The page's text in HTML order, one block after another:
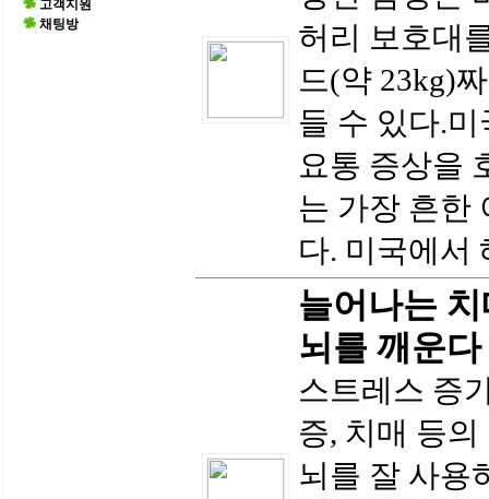
고객지원
채팅방
허리 보호대
드(약 23kg)
들 수 있다.
요통 증상을
는 가장 흔한
다. 미국에서
늘어나는
뇌를 깨운다
스트레스 증
증, 치매 등
뇌를 잘 사용